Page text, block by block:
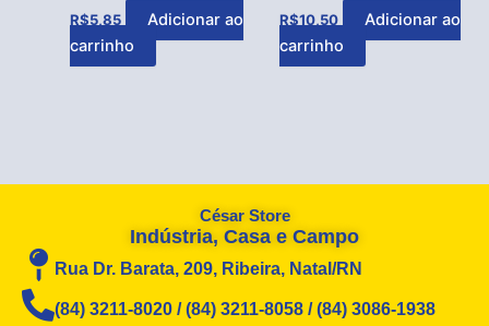
R$5,85
Adicionar ao
carrinho
R$10,50
Adicionar ao
carrinho
César Store
Indústria, Casa e Campo
Rua Dr. Barata, 209, Ribeira, Natal/RN
(84) 3211-8020 / (84) 3211-8058 / (84) 3086-1938